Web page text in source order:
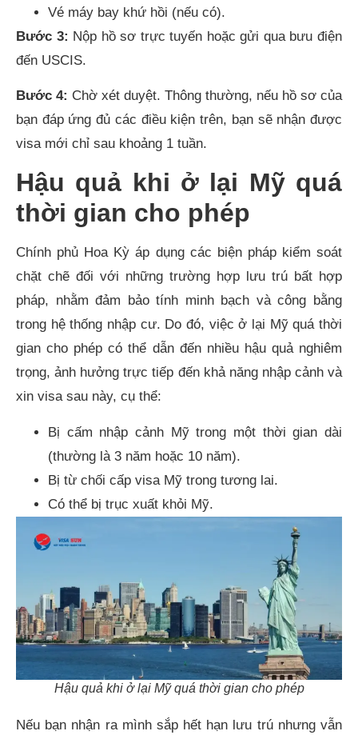
Vé máy bay khứ hồi (nếu có).
Bước 3: Nộp hồ sơ trực tuyến hoặc gửi qua bưu điện
đến USCIS.
Bước 4: Chờ xét duyệt. Thông thường, nếu hồ sơ của
bạn đáp ứng đủ các điều kiện trên, bạn sẽ nhận được
visa mới chỉ sau khoảng 1 tuần.
Hậu quả khi ở lại Mỹ quá
thời gian cho phép
Chính phủ Hoa Kỳ áp dụng các biện pháp kiểm soát
chặt chẽ đối với những trường hợp lưu trú bất hợp
pháp, nhằm đảm bảo tính minh bạch và công bằng
trong hệ thống nhập cư. Do đó, việc ở lại Mỹ quá thời
gian cho phép có thể dẫn đến nhiều hậu quả nghiêm
trọng, ảnh hưởng trực tiếp đến khả năng nhập cảnh và
xin visa sau này, cụ thể:
Bị cấm nhập cảnh Mỹ trong một thời gian dài
(thường là 3 năm hoặc 10 năm).
Bị từ chối cấp visa Mỹ trong tương lai.
Có thể bị trục xuất khỏi Mỹ.
Hậu quả khi ở lại Mỹ quá thời gian cho phép
Nếu bạn nhận ra mình sắp hết hạn lưu trú nhưng vẫn